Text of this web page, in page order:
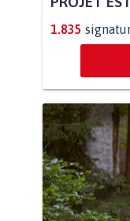
1.835